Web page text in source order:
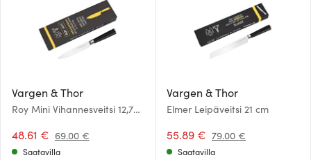
Vargen & Thor
Roy Mini Vihannesveitsi 12,7
48.61 € 69.00 €
Saatavilla
Vargen & Thor
Elmer Leipäveitsi 21 cm
55.89 € 79.00 €
Saatavilla